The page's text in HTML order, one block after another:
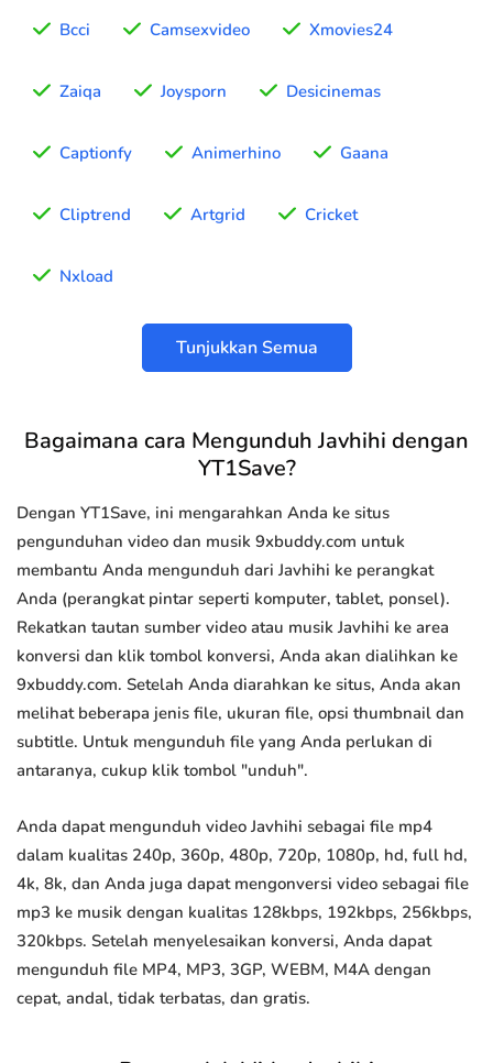
Bcci Camsexvideo Xmovies24
Zaiqa Joysporn Desicinemas
Captionfy Animerhino Gaana
Cliptrend Artgrid Cricket
Nxload
Tunjukkan Semua
Bagaimana cara Mengunduh Javhihi dengan
YT1Save?
Dengan YT1Save, ini mengarahkan Anda ke situs
pengunduhan video dan musik 9xbuddy.com untuk
membantu Anda mengunduh dari Javhihi ke perangkat
Anda (perangkat pintar seperti komputer, tablet, ponsel).
Rekatkan tautan sumber video atau musik Javhihi ke area
konversi dan klik tombol konversi, Anda akan dialihkan ke
9xbuddy.com. Setelah Anda diarahkan ke situs, Anda akan
melihat beberapa jenis file, ukuran file, opsi thumbnail dan
subtitle. Untuk mengunduh file yang Anda perlukan di
antaranya, cukup klik tombol "unduh".
Anda dapat mengunduh video Javhihi sebagai file mp4
dalam kualitas 240p, 360p, 480p, 720p, 1080p, hd, full hd,
4k, 8k, dan Anda juga dapat mengonversi video sebagai file
mp3 ke musik dengan kualitas 128kbps, 192kbps, 256kbps,
320kbps. Setelah menyelesaikan konversi, Anda dapat
mengunduh file MP4, MP3, 3GP, WEBM, M4A dengan
cepat, andal, tidak terbatas, dan gratis.